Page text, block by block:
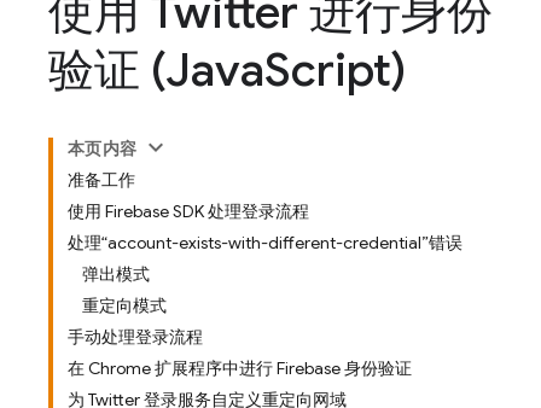
使用 Twitter 进行身份
验证 (JavaScript)
本页内容
准备工作
使用 Firebase SDK 处理登录流程
处理“account-exists-with-different-credential”错误
弹出模式
重定向模式
手动处理登录流程
在 Chrome 扩展程序中进行 Firebase 身份验证
为 Twitter 登录服务自定义重定向网域